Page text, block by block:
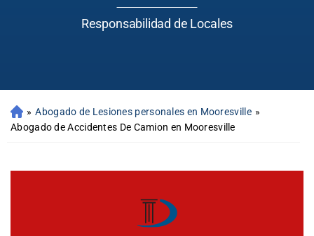
Responsabilidad de Locales
» Abogado de Lesiones personales en Mooresville »
Abogado de Accidentes De Camion en Mooresville